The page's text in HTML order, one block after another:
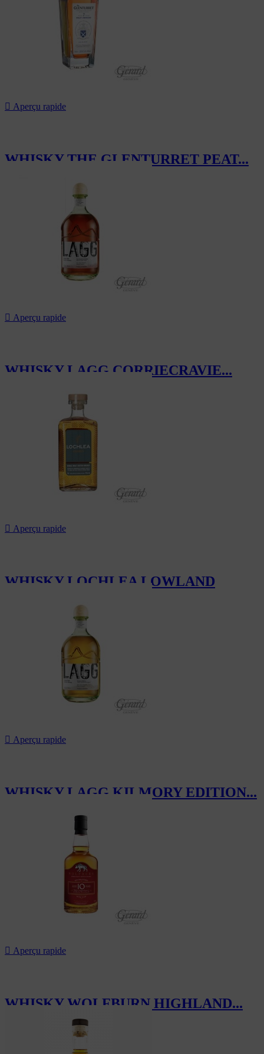
 Aperçu rapide
WHISKY THE GLENTURRET PEAT...
 Aperçu rapide
WHISKY LAGG CORRIECRAVIE...
 Aperçu rapide
WHISKY LOCHLEA LOWLAND
 Aperçu rapide
WHISKY LAGG KILMORY EDITION...
 Aperçu rapide
WHISKY WOLFBURN HIGHLAND...